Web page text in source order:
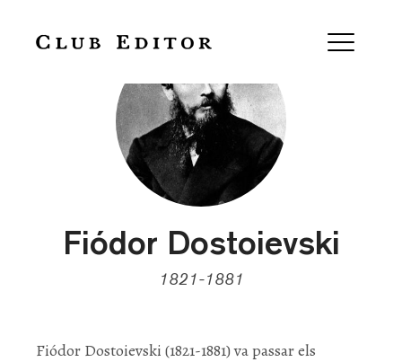
Fiódor Dostoievski
1821-1881
Fiódor Dostoievski (1821-1881) va passar els